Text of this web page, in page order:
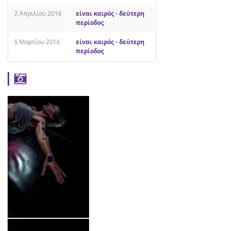
2 Απριλίου 2016
είναι καιρός - δεύτερη
περίοδος
5 Μαρτίου 2016
είναι καιρός - δεύτερη
περίοδος